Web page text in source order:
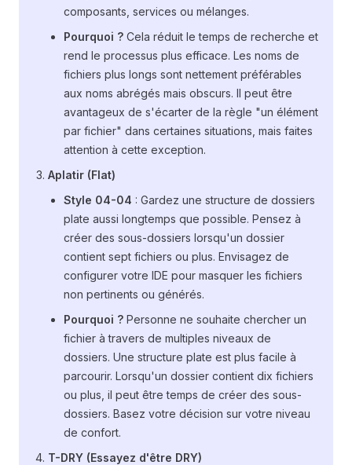
composants, services ou mélanges.
Pourquoi ? Cela réduit le temps de recherche et
rend le processus plus efficace. Les noms de
fichiers plus longs sont nettement préférables
aux noms abrégés mais obscurs. Il peut être
avantageux de s'écarter de la règle "un élément
par fichier" dans certaines situations, mais faites
attention à cette exception.
Aplatir (Flat)
Style 04-04 : Gardez une structure de dossiers
plate aussi longtemps que possible. Pensez à
créer des sous-dossiers lorsqu'un dossier
contient sept fichiers ou plus. Envisagez de
configurer votre IDE pour masquer les fichiers
non pertinents ou générés.
Pourquoi ? Personne ne souhaite chercher un
fichier à travers de multiples niveaux de
dossiers. Une structure plate est plus facile à
parcourir. Lorsqu'un dossier contient dix fichiers
ou plus, il peut être temps de créer des sous-
dossiers. Basez votre décision sur votre niveau
de confort.
T-DRY (Essayez d'être DRY)